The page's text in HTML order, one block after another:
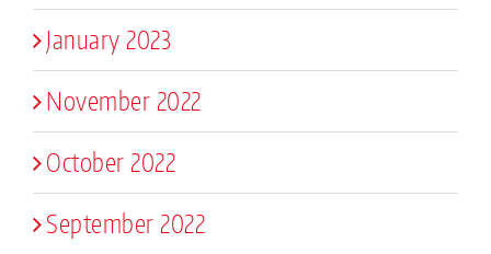
January 2023
November 2022
October 2022
September 2022